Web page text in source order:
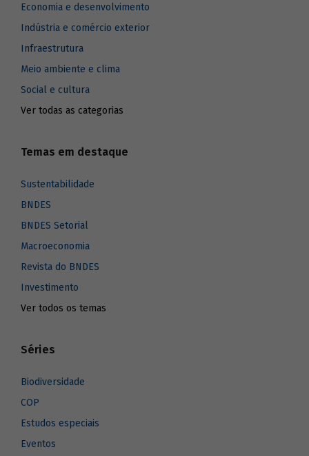
Economia e desenvolvimento
Indústria e comércio exterior
Infraestrutura
Meio ambiente e clima
Social e cultura
Ver todas as categorias
Temas em destaque
Sustentabilidade
BNDES
BNDES Setorial
Macroeconomia
Revista do BNDES
Investimento
Ver todos os temas
Séries
Biodiversidade
COP
Estudos especiais
Eventos